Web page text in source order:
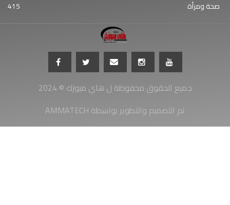
صحة ومرأة
415
جميع الحقوق محفوظة ل هاي ميوزك © 2024
AMMATECH تم التصميم والتطوير بواسطة